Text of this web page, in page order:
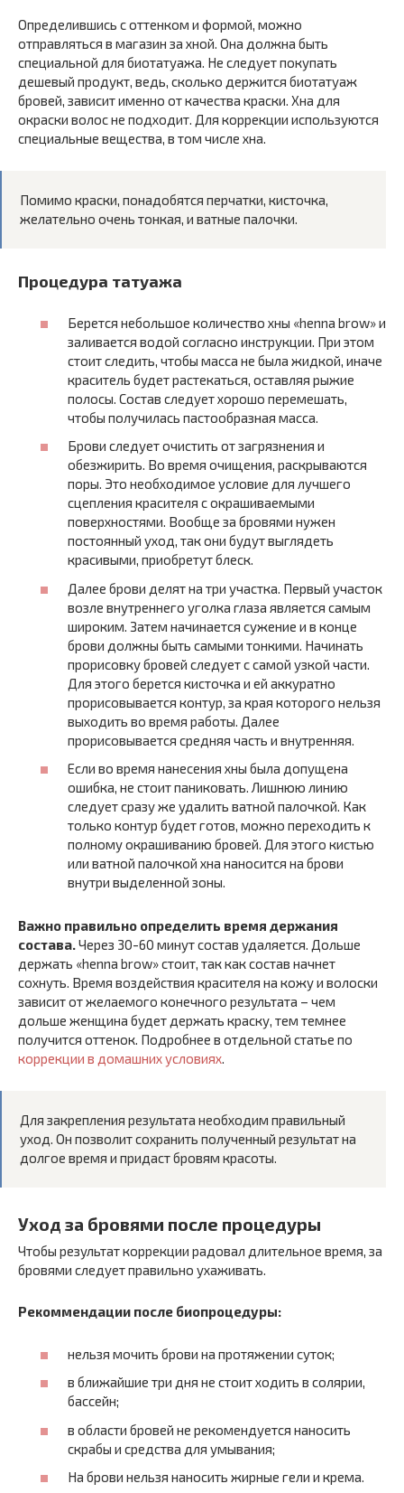
Определившись с оттенком и формой, можно
отправляться в магазин за хной. Она должна быть
специальной для биотатуажа. Не следует покупать
дешевый продукт, ведь, сколько держится биотатуаж
бровей, зависит именно от качества краски. Хна для
окраски волос не подходит. Для коррекции используются
специальные вещества, в том числе хна.
Помимо краски, понадобятся перчатки, кисточка,
желательно очень тонкая, и ватные палочки.
Процедура татуажа
Берется небольшое количество хны «henna brow» и
заливается водой согласно инструкции. При этом
стоит следить, чтобы масса не была жидкой, иначе
краситель будет растекаться, оставляя рыжие
полосы. Состав следует хорошо перемешать,
чтобы получилась пастообразная масса.
Брови следует очистить от загрязнения и
обезжирить. Во время очищения, раскрываются
поры. Это необходимое условие для лучшего
сцепления красителя с окрашиваемыми
поверхностями. Вообще за бровями нужен
постоянный уход, так они будут выглядеть
красивыми, приобретут блеск.
Далее брови делят на три участка. Первый участок
возле внутреннего уголка глаза является самым
широким. Затем начинается сужение и в конце
брови должны быть самыми тонкими. Начинать
прорисовку бровей следует с самой узкой части.
Для этого берется кисточка и ей аккуратно
прорисовывается контур, за края которого нельзя
выходить во время работы. Далее
прорисовывается средняя часть и внутренняя.
Если во время нанесения хны была допущена
ошибка, не стоит паниковать. Лишнюю линию
следует сразу же удалить ватной палочкой. Как
только контур будет готов, можно переходить к
полному окрашиванию бровей. Для этого кистью
или ватной палочкой хна наносится на брови
внутри выделенной зоны.
Важно правильно определить время держания
состава.Через 30-60 минут состав удаляется. Дольше
держать «henna brow» стоит, так как состав начнет
сохнуть. Время воздействия красителя на кожу и волоски
зависит от желаемого конечного результата – чем
дольше женщина будет держать краску, тем темнее
получится оттенок. Подробнее в отдельной статье по
коррекции в домашних условиях.
Для закрепления результата необходим правильный
уход. Он позволит сохранить полученный результат на
долгое время и придаст бровям красоты.
Уход за бровями после процедуры
Чтобы результат коррекции радовал длительное время, за
бровями следует правильно ухаживать.
Рекоммендации после биопроцедуры:
нельзя мочить брови на протяжении суток;
в ближайшие три дня не стоит ходить в солярии,
бассейн;
в области бровей не рекомендуется наносить
скрабы и средства для умывания;
На брови нельзя наносить жирные гели и крема.